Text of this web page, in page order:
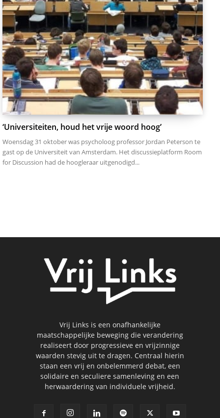
‘Universiteiten, houd het vrije woord hoog’
Woensdag 31 oktober was psycholoog professor Jordan Peterson te
gast op de Universiteit van Amsterdam. Het discussieplatform Room
for Discussion had de hoogleraar uitgenodigd...
Vrij Links is een onafhankelijke
maatschappelijke beweging die verandering
realiseert door progressieve en vrijzinnige
waarden stevig uit te dragen. Centraal hierin
staan een vrij en onbelemmerd debat, een
solidaire en seculiere samenleving en een
herwaardering van individuele vrijheid.